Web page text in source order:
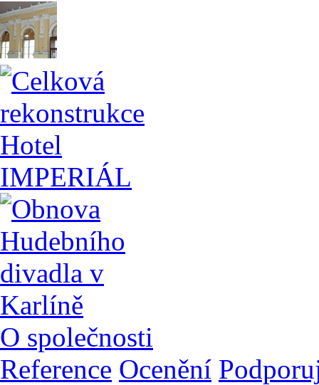
O společnosti
Reference Ocenění